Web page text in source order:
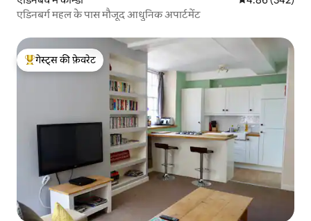
एडिनबर्ग महल के पास मौजूद आधुनिक अपार्टमेंट
गेस्ट्स का टॉप फ़ेवरेट
गेस्ट्स की फ़ेवरेट